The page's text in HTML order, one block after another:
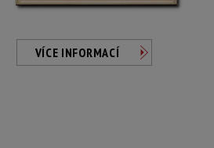
VÍCE INFORMACÍ